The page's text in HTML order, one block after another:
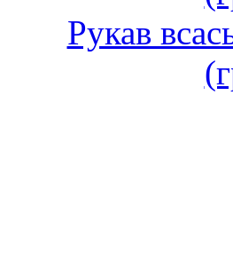
Рукав